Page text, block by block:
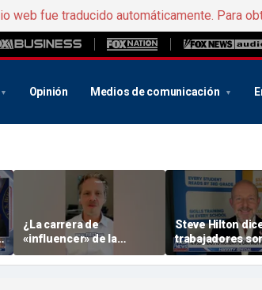
web fue traducido automáticamente. Para
Opinión Medios de comunicación
¿La carrera de
«influencer» de la
Universidad Estatal de
Arizona está tratando de
Steve Hilton
trabajadores
«más» salen
con las políticas